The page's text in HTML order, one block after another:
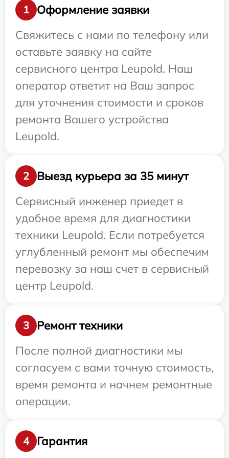
1
Оформление заявки
Свяжитесь с нами по телефону или
оставьте заявку на сайте
сервисного центра Leupold. Наш
оператор ответит на Ваш запрос
для уточнения стоимости и сроков
ремонта Вашего устройства
Leupold.
2
Выезд курьера за 35 минут
Сервисный инженер приедет в
удобное время для диагностики
техники Leupold. Если потребуется
углубленный ремонт мы обеспечим
перевозку за наш счет в сервисный
центр Leupold.
3
Ремонт техники
После полной диагностики мы
согласуем с вами точную стоимость,
время ремонта и начнем ремонтные
операции.
4
Гарантия